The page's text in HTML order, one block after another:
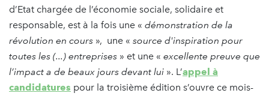
d’Etat chargée de l’économie sociale, solidaire et
responsable, est à la fois une « démonstration de la
révolution en cours », une « source d'inspiration pour
toutes les (...) entreprises » et une « excellente preuve que
l’impact a de beaux jours devant lui ». L’appel à
candidatures pour la troisième édition s’ouvre ce mois-